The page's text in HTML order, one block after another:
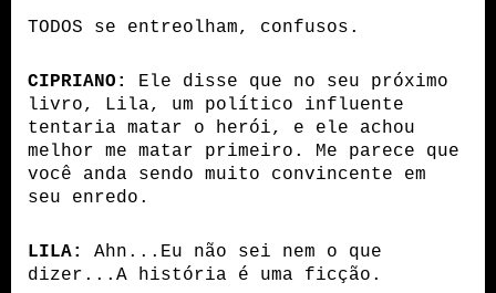
TODOS se entreolham, confusos.
CIPRIANO:
Ele disse que no seu próximo
livro, Lila, um político influente
tentaria matar o herói, e ele achou
melhor me matar primeiro. Me parece que
você anda sendo muito convincente em
seu enredo.
LILA:
Ahn...Eu não sei nem o que
dizer...A história é uma ficção.